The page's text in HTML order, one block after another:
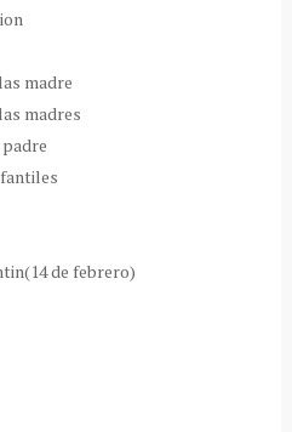
madre
madres
de febrero)